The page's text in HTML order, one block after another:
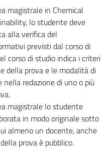
magistrale in Chemical
lo studente deve
alla verifica del
previsti dal corso di
corso di studio indica i criteri
della prova e le modalità di
redazione di uno o più
magistrale lo studente
in modo originale sotto
almeno un docente, anche
prova è pubblico.